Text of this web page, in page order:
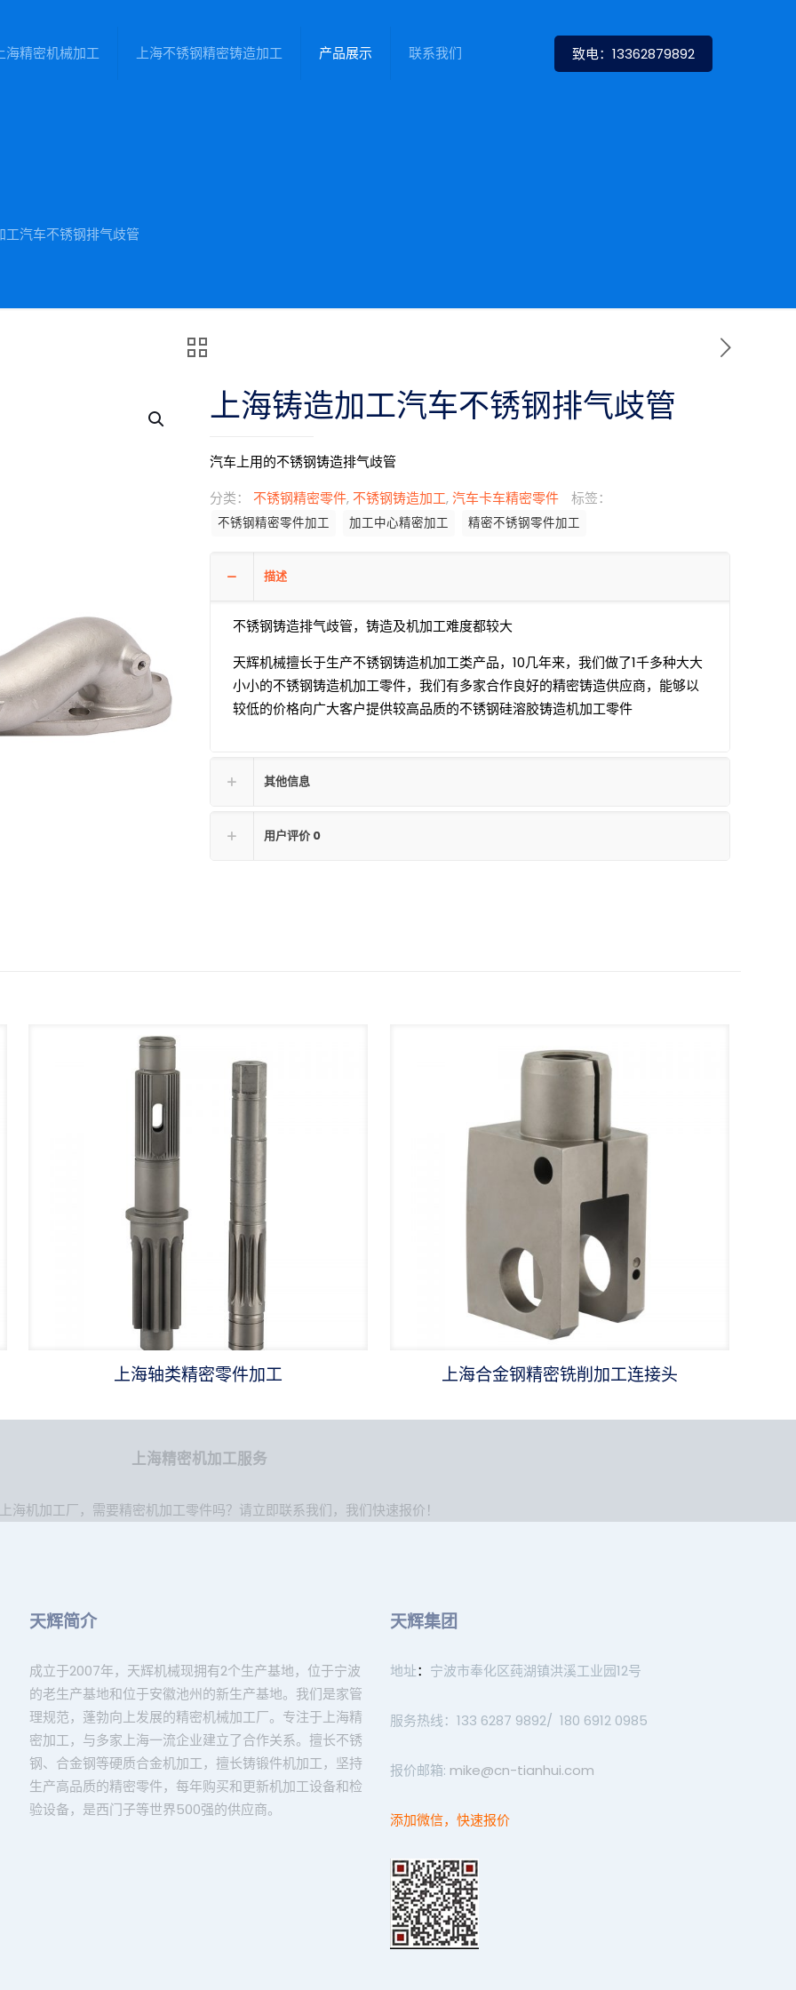
海精密机械加工 上海不锈钢精密铸造加工 产品展示 联系我们 致电：13362879892
工汽车不锈钢排气歧管
上海铸造加工汽车不锈钢排气歧管
汽车上用的不锈钢铸造排气歧管
分类： 不锈钢精密零件,不锈钢铸造加工,汽车卡车精密零件 标签：
不锈钢精密零件加工 加工中心精密加工 精密不锈钢零件加工
描述
不锈钢铸造排气歧管，铸造及机加工难度都较大
天辉机械擅长于生产不锈钢铸造机加工类产品，10几年来，我们做了1千多种大大
小小的不锈钢铸造机加工零件，我们有多家合作良好的精密铸造供应商，能够以
较低的价格向广大客户提供较高品质的不锈钢硅溶胶铸造机加工零件
其他信息
用户评价 0
上海轴类精密零件加工 上海合金钢精密铣削加工连接头
上海精密机加工服务
海机加工厂，需要精密机加工零件吗？请立即联系我们，我们快速报价！
天辉简介
成立于2007年，天辉机械现拥有2个生产基地，位于宁波
的老生产基地和位于安徽池州的新生产基地。我们是家管
理规范，蓬勃向上发展的精密机械加工厂。专注于上海精
密加工，与多家上海一流企业建立了合作关系。擅长不锈
钢、合金钢等硬质合金机加工，擅长铸锻件机加工，坚持
生产高品质的精密零件，每年购买和更新机加工设备和检
验设备，是西门子等世界500强的供应商。
天辉集团
地址： 宁波市奉化区莼湖镇洪溪工业园12号
服务热线：133 6287 9892/ 180 6912 0985
报价邮箱: mike@cn-tianhui.com
添加微信，快速报价